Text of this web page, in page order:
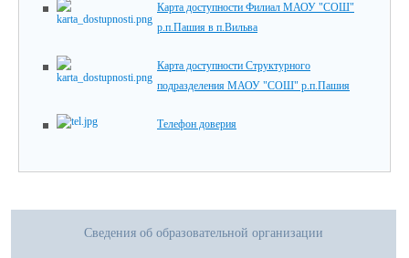
Карта доступности Филиал МАОУ "СОШ"
р.п.Пашия в п.Вильва
Карта доступности Структурного
подразделения МАОУ "СОШ" р.п.Пашия
Телефон доверия
Сведения об образовательной организации